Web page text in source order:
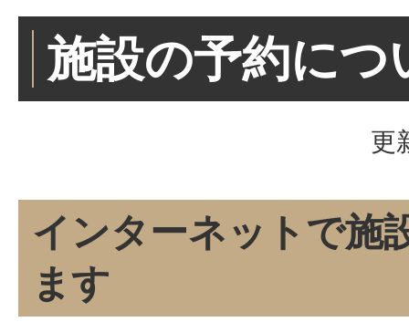
施設の予約につ
更
インターネットで施
ます